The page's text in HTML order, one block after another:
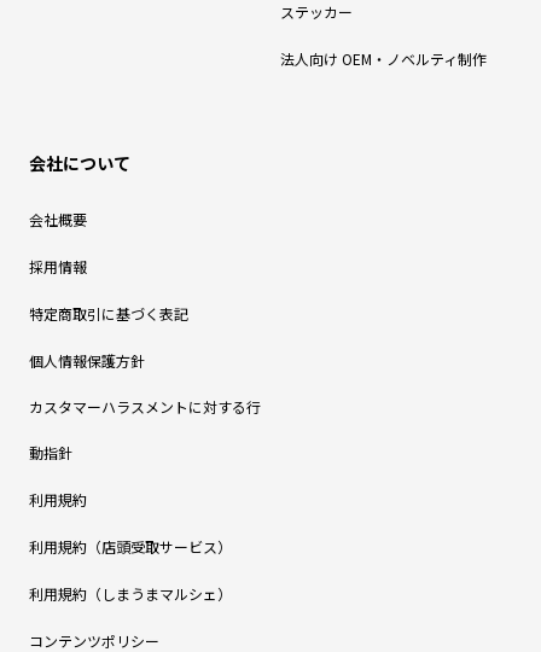
ステッカー
法人向け OEM・ノベルティ制作
会社について
会社概要
採用情報
特定商取引に基づく表記
個人情報保護方針
カスタマーハラスメントに対する行
動指針
利用規約
利用規約（店頭受取サービス）
利用規約（しまうまマルシェ）
コンテンツポリシー